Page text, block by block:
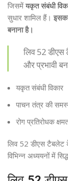
जिसमेंयकृत संबंधी
सुधार शामिल हैं।
बनाना है।
लिव 52 डीएस
और प्रभावी
यकृत संबंधी विकार
पाचन तंत्र की
रोग प्रतिरोधक
लिव 52 डीएस टैबलेट
विभिन्न अध्ययनों में